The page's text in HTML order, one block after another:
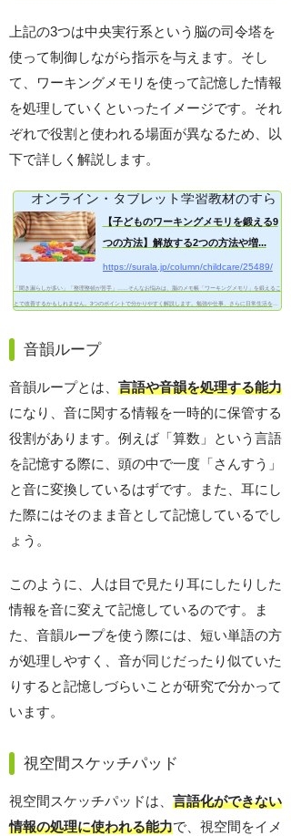
上記の3つは中央実行系という脳の司令塔を
使って制御しながら指示を与えます。そし
て、ワーキングメモリを使って記憶した情報
を処理していくといったイメージです。それ
ぞれで役割と使われる場面が異なるため、以
下で詳しく解説します。
オンライン・タブレット学習教材のすらら
【子どものワーキングメモリを鍛える9
つの方法】解放する2つの方法や増...
https://surala.jp/column/childcare/25489/
「聞き漏らしが多い」「整理整頓が苦手」……そんなお悩みは、脳のメモ帳「ワーキングメモリ」を鍛えるこ
とで改善するかもしれません。3つのポイントで分かりやすく解説します。勉強や仕事、さらに日常生活を円
音韻ループ
音韻ループとは、 言語や音韻を処理する能力
になり、音に関する情報を一時的に保管する
役割があります。例えば「算数」という言語
を記憶する際に、頭の中で一度「さんすう」
と音に変換しているはずです。また、耳にし
た際にはそのまま音として記憶しているでし
ょう。
このように、人は目で見たり耳にしたりした
情報を音に変えて記憶しているのです。ま
た、音韻ループを使う際には、短い単語の方
が処理しやすく、音が同じだったり似ていた
りすると記憶しづらいことが研究で分かって
います。
視空間スケッチパッド
視空間スケッチパッドは、 言語化ができない
情報の処理に使われる能力で、視空間をイメ